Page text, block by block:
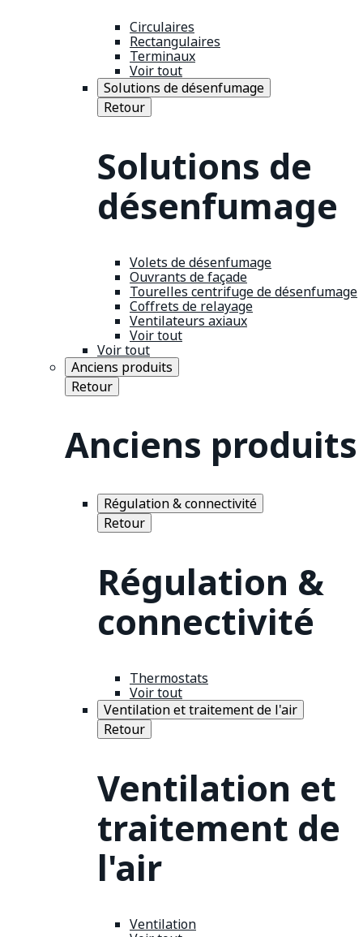
Circulaires
Rectangulaires
Terminaux
Voir tout
Solutions de désenfumage
Retour
Solutions de
désenfumage
Volets de désenfumage
Ouvrants de façade
Tourelles centrifuge de désenfumage
Coffrets de relayage
Ventilateurs axiaux
Voir tout
Voir tout
Anciens produits
Retour
Anciens produits
Régulation & connectivité
Retour
Régulation &
connectivité
Thermostats
Voir tout
Ventilation et traitement de l'air
Retour
Ventilation et
traitement de
l'air
Ventilation